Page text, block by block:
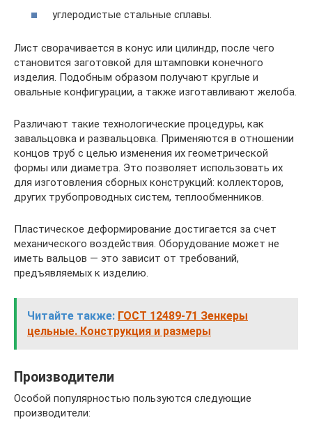
углеродистые стальные сплавы.
Лист сворачивается в конус или цилиндр, после чего
становится заготовкой для штамповки конечного
изделия. Подобным образом получают круглые и
овальные конфигурации, а также изготавливают желоба.
Различают такие технологические процедуры, как
завальцовка и развальцовка. Применяются в отношении
концов труб с целью изменения их геометрической
формы или диаметра. Это позволяет использовать их
для изготовления сборных конструкций: коллекторов,
других трубопроводных систем, теплообменников.
Пластическое деформирование достигается за счет
механического воздействия. Оборудование может не
иметь вальцов — это зависит от требований,
предъявляемых к изделию.
Читайте также: ГОСТ 12489-71 Зенкеры
цельные. Конструкция и размеры
Производители
Особой популярностью пользуются следующие
производители: